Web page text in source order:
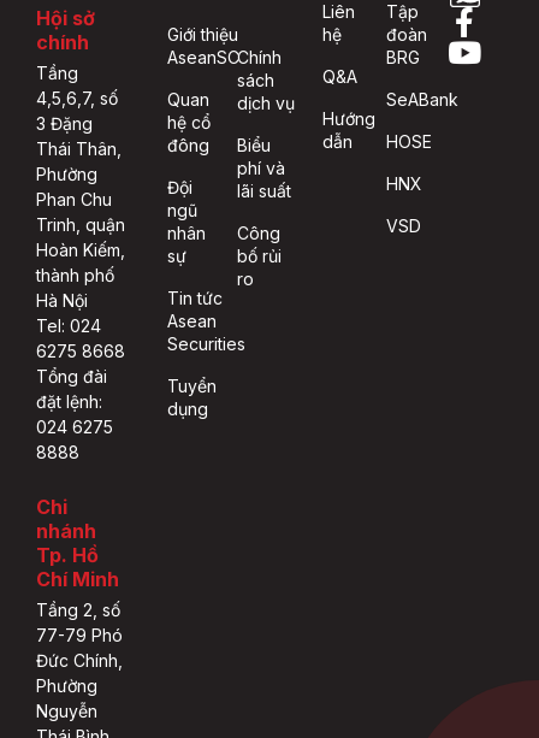
Hội sở
chính
Tầng
4,5,6,7, số
3 Đặng
Thái Thân,
Phường
Phan Chu
Trinh, quận
Hoàn Kiếm,
thành phố
Hà Nội
Tel: 024
6275 8668
Tổng đài
đặt lệnh:
024 6275
8888
Chi
nhánh
Tp. Hồ
Chí Minh
Tầng 2, số
77-79 Phó
Đức Chính,
Phường
Nguyễn
Giới thiệu
AseanSC
Quan
hệ cổ
đông
Đội
ngũ
nhân
sự
Tin tức
Asean
Securities
Tuyển
dụng
Chính
sách
dịch vụ
Biểu
phí và
lãi suất
Công
bố rủi
ro
Liên
hệ
Q&A
Hướng
dẫn
Tập
đoàn
BRG
SeABank
HOSE
HNX
VSD